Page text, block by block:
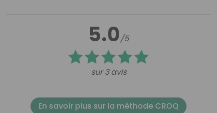
5.0/5
sur 3 avis
En savoir plus sur la méthode CROQ